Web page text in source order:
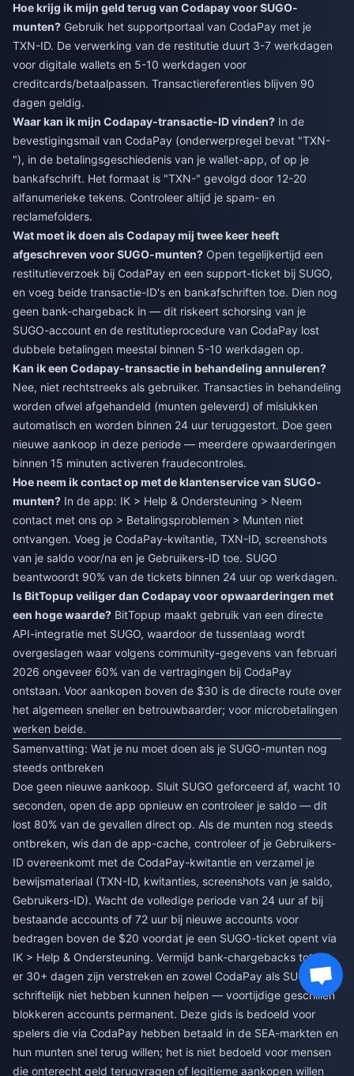
Hoe krijg ik mijn geld terug van Codapay voor SUGO-
munten? Gebruik het supportportaal van CodaPay met je
TXN-ID. De verwerking van de restitutie duurt 3-7 werkdagen
voor digitale wallets en 5-10 werkdagen voor
creditcards/betaalpassen. Transactiereferenties blijven 90
dagen geldig.
Waar kan ik mijn Codapay-transactie-ID vinden? In de
bevestigingsmail van CodaPay (onderwerpregel bevat "TXN-
"), in de betalingsgeschiedenis van je wallet-app, of op je
bankafschrift. Het formaat is "TXN-" gevolgd door 12-20
alfanumerieke tekens. Controleer altijd je spam- en
reclamefolders.
Wat moet ik doen als Codapay mij twee keer heeft
afgeschreven voor SUGO-munten? Open tegelijkertijd een
restitutieverzoek bij CodaPay en een support-ticket bij SUGO,
en voeg beide transactie-ID's en bankafschriften toe. Dien nog
geen bank-chargeback in — dit riskeert schorsing van je
SUGO-account en de restitutieprocedure van CodaPay lost
dubbele betalingen meestal binnen 5-10 werkdagen op.
Kan ik een Codapay-transactie in behandeling annuleren?
Nee, niet rechtstreeks als gebruiker. Transacties in behandeling
worden ofwel afgehandeld (munten geleverd) of mislukken
automatisch en worden binnen 24 uur teruggestort. Doe geen
nieuwe aankoop in deze periode — meerdere opwaarderingen
binnen 15 minuten activeren fraudecontroles.
Hoe neem ik contact op met de klantenservice van SUGO-
munten? In de app: IK > Help & Ondersteuning > Neem
contact met ons op > Betalingsproblemen > Munten niet
ontvangen. Voeg je CodaPay-kwitantie, TXN-ID, screenshots
van je saldo voor/na en je Gebruikers-ID toe. SUGO
beantwoordt 90% van de tickets binnen 24 uur op werkdagen.
Is BitTopup veiliger dan Codapay voor opwaarderingen met
een hoge waarde? BitTopup maakt gebruik van een directe
API-integratie met SUGO, waardoor de tussenlaag wordt
overgeslagen waar volgens community-gegevens van februari
2026 ongeveer 60% van de vertragingen bij CodaPay
ontstaan. Voor aankopen boven de $30 is de directe route over
het algemeen sneller en betrouwbaarder; voor microbetalingen
werken beide.
Samenvatting: Wat je nu moet doen als je SUGO-munten nog
steeds ontbreken
Doe geen nieuwe aankoop. Sluit SUGO geforceerd af, wacht 10
seconden, open de app opnieuw en controleer je saldo — dit
lost 80% van de gevallen direct op. Als de munten nog steeds
ontbreken, wis dan de app-cache, controleer of je Gebruikers-
ID overeenkomt met de CodaPay-kwitantie en verzamel je
bewijsmateriaal (TXN-ID, kwitanties, screenshots van je saldo,
Gebruikers-ID). Wacht de volledige periode van 24 uur af bij
bestaande accounts of 72 uur bij nieuwe accounts voor
bedragen boven de $20 voordat je een SUGO-ticket opent via
IK > Help & Ondersteuning. Vermijd bank-chargebacks totdat
er 30+ dagen zijn verstreken en zowel CodaPay als SUGO je
schriftelijk niet hebben kunnen helpen — voortijdige geschillen
blokkeren accounts permanent. Deze gids is bedoeld voor
spelers die via CodaPay hebben betaald in de SEA-markten en
hun munten snel terug willen; het is niet bedoeld voor mensen
die onterecht geld terugvragen of legitieme aankopen willen